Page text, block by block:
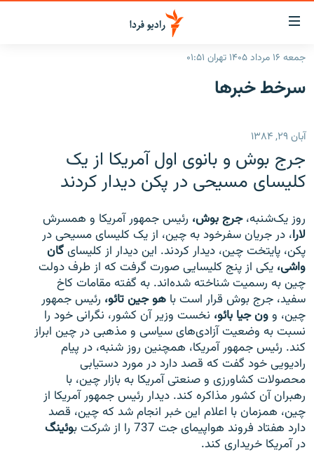
لینک‌های
قابلیت
دسترسی
بازگشت
اصلی
رفتن
به
صفحه
ایران
انتخاب کنید و بشنوید
فرکانس‌ها
پادکست
گزارش‌های تصویری
گزارش‌های ویدئویی
زنان فردا
English
به ما بپیوندید
زبان‌های دیگر
جمعه ۱۶ مرداد ۱۴۰۵ تهران ۰۱:۵۱
سرخط‌ خبرها
آبان ۲۹, ۱۳۸۴
جرج بوش و بانوی اول آمریکا از یک
کلیسای مسیحی در پکن دیدار کردند
روز یک‌شنبه،جرج بوش، رئیس جمهور آمریکا و همسرش
لارا، در جریان سفرخود به چین، از یک کلیسای مسیحی در
پکن، پایتخت چین، دیدار کردند. این دیدار از کلیسایگان
واشی، یکی از پنج کلیسایی صورت گرفت که از طرف دولت
چین به رسمیت شناخته شده‌اند. به گفته مقامات کاخ
سفید، جرج بوش قرار است با هو جین تائو، رئیس جمهور
چین، وون جیا بائو، نخست وزیر آن کشور، نگرانی خود را
نسبت به وضعیت آزادی‌های سیاسی و مذهبی در چین ابراز
کند. رئیس جمهور آمریکا، همچنین روز شنبه، در پیام
رادیویی خود گفت که قصد دارد در مورد دستیابی
محصولات کشاورزی و صنعتی آمریکا به بازار چین، با
رهبران آن کشور مذاکره کند. دیدار رئیس جمهور آمریکا از
چین، همزمان با اعلام این خبر انجام شد که چین، قصد
دارد هفتاد فروند هواپیمای جت 737 را از شرکت ب
وئینگ
در آمریکا خریداری کند.